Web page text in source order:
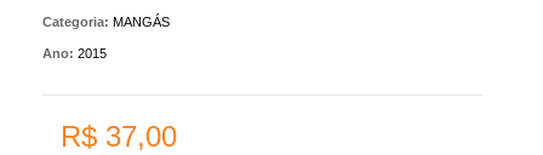
Categoria: MANGÁS
Ano: 2015
R$ 37,00